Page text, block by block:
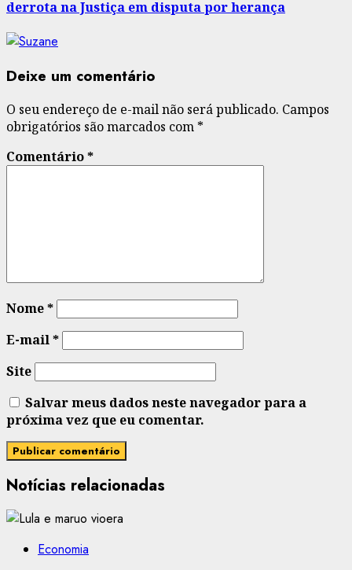
derrota na Justiça em disputa por herança
Deixe um comentário
O seu endereço de e-mail não será publicado. Campos
obrigatórios são marcados com *
Comentário*
Nome*
E-mail*
Site
Salvar meus dados neste navegador para a
próxima vez que eu comentar.
Notícias relacionadas
Economia